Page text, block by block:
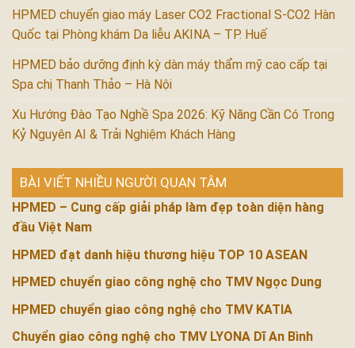
HPMED chuyển giao máy Laser CO2 Fractional S-CO2 Hàn
Quốc tại Phòng khám Da liễu AKINA – TP. Huế
HPMED bảo dưỡng định kỳ dàn máy thẩm mỹ cao cấp tại
Spa chị Thanh Thảo – Hà Nội
Xu Hướng Đào Tạo Nghề Spa 2026: Kỹ Năng Cần Có Trong
Kỷ Nguyên AI & Trải Nghiệm Khách Hàng
BÀI VIẾT NHIỀU NGƯỜI QUAN TÂM
HPMED – Cung cấp giải pháp làm đẹp toàn diện hàng
đầu Việt Nam
HPMED đạt danh hiệu thương hiệu TOP 10 ASEAN
HPMED chuyển giao công nghệ cho TMV Ngọc Dung
HPMED chuyển giao công nghệ cho TMV KATIA
Chuyển giao công nghệ cho TMV LYONA Dĩ An Bình